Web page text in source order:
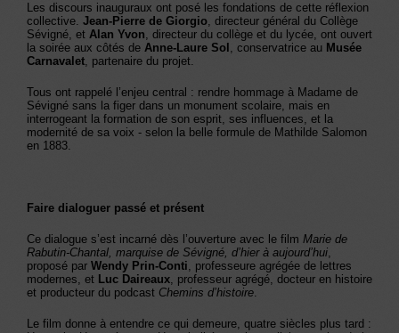
Les discours inauguraux ont posé les fondations de cette réflexion
collective. Jean-Pierre de Giorgio, directeur général du Collège
Sévigné, et Alan Yvon, directeur du collège et du lycée, ont ouvert
la soirée aux côtés de Anne-Laure Sol , conservatrice au Musée
Carnavalet, partenaire du projet.
Tous ont rappelé l’enjeu central : rendre hommage à Madame de
Sévigné sans la figer dans un monument scolaire, mais en
interrogeant la formation de son esprit, ses influences, et la
modernité de sa voix - selon la belle formule de Mathilde Salomon
en 1883.
Faire dialoguer passé et présent
Ce dialogue s’est incarné dès l’ouverture avec le film Marie de
Rabutin-Chantal, marquise de Sévigné, d’hier à aujourd’hui,
proposé par Wendy Prin-Conti, professeure agrégée de lettres
modernes, et Luc Daireaux, professeur agrégé, docteur en histoire
et producteur du podcast Chemins d’histoire.
Le film donne à entendre ce qui demeure, quatre siècles plus tard :